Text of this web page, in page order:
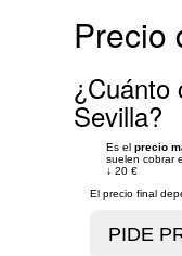
Precio
¿Cuánto
Sevilla?
Es el precio
suelen cobrar
↓ 20 €
El precio final